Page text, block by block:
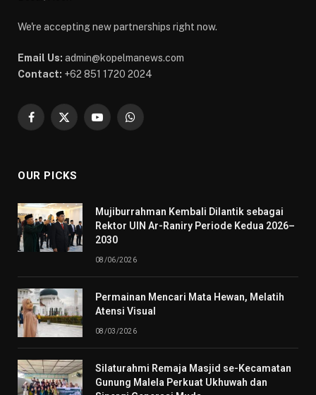
We're accepting new partnerships right now.
Email Us: admin@kopelmanews.com
Contact: +62 851 1720 2024
Facebook
X
YouTubeWhatsApp
OUR PICKS
Mujiburrahman Kembali Dilantik sebagai
Rektor UIN Ar-Raniry Periode Kedua 2026–
2030
08/06/2026
Permainan Mencari Mata Hewan, Melatih
Atensi Visual
08/03/2026
Silaturahmi Remaja Masjid se-Kecamatan
Gunung Malela Perkuat Ukhuwah dan